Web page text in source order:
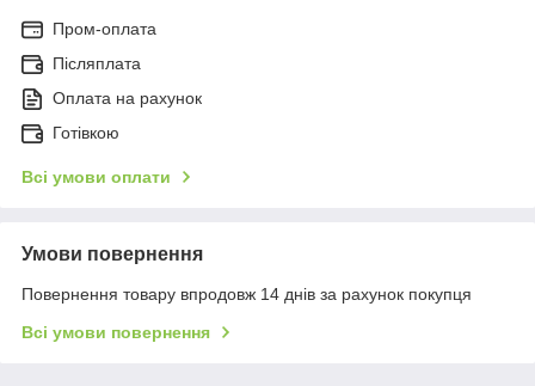
Пром-оплата
Післяплата
Оплата на рахунок
Готівкою
Всі умови оплати
Умови повернення
Повернення товару впродовж 14 днів за рахунок покупця
Всі умови повернення